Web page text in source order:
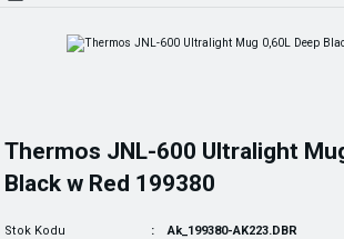
Thermos JNL-600 Ultralight
Black w Red 199380
Stok Kodu Ak_199380-AK223.DBR